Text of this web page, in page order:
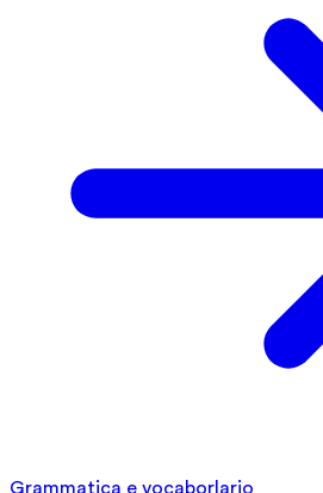
Grammatica e vocaborlario